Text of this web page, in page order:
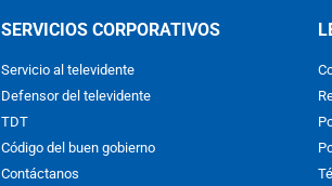
SERVICIOS CORPORATIVOS
Servicio al televidente
Defensor del televidente
TDT
Código del buen gobierno
Contáctanos